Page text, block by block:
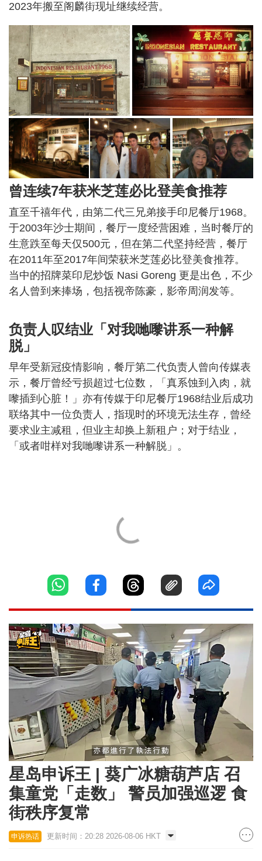
2023年搬至阁麟街现址继续经营。
曾连续7年获米芝莲必比登美食推荐
直至千禧年代，由第二代三兄弟接手印尼餐厅1968。
于2003年沙士期间，餐厅一度经营困难，当时餐厅的
生意跌至每天仅500元，但在第二代坚持经营，餐厅
在2011年至2017年间荣获米芝莲必比登美食推荐。
当中的招牌菜印尼炒饭 Nasi Goreng 更是出色，不少
名人曾到来捧场，包括视帝陈豪，影帝周润发等。
负责人叹结业「对我哋嚟讲系一种解
脱」
早年受新冠疫情影响，餐厅第二代负责人曾向传媒表
示，餐厅曾经亏损超过七位数，「真系蚀到入肉，就
嚟插到心脏！」亦有传媒于印尼餐厅1968结业后成功
联络其中一位负责人，指现时的环境无法生存，曾经
要求业主减租，但业主却换上新租户；对于结业，
「或者咁样对我哋嚟讲系一种解脱」。
Unmute Loaded:
23.75%
星岛申诉王 | 葵广冰糖葫芦店 召
集童党「走数」 警员加强巡逻 食
街秩序复常
申诉热话 更新时间：20:28 2026-08-06 HKT